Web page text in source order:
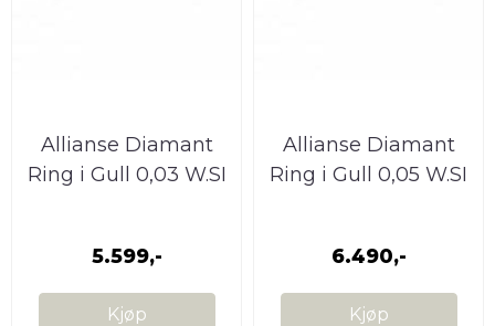
Allianse Diamant
Ring i Gull 0,03 W.SI
5.599,-
Kjøp
Allianse Diamant
Ring i Gull 0,05 W.SI
6.490,-
Kjøp